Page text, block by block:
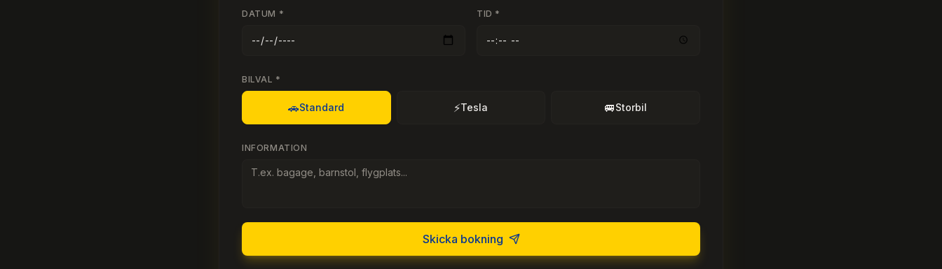
DATUM * TID *
BILVAL *
🚗Standard ⚡Tesla 🚐Storbil
INFORMATION
Skicka bokning